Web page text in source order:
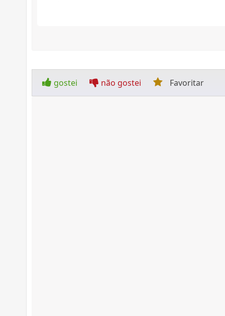
gostei não gostei Favoritar